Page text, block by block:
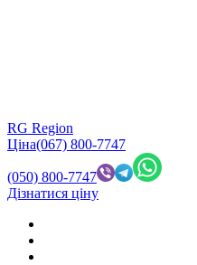
RG Region
Ціна(067) 800-7747
(050) 800-7747
Дізнатися ціну